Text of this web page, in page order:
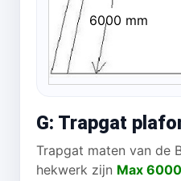
6000 mm
G: Trapgat
Trapgat maten van de
hekwerk zijn Max 6000